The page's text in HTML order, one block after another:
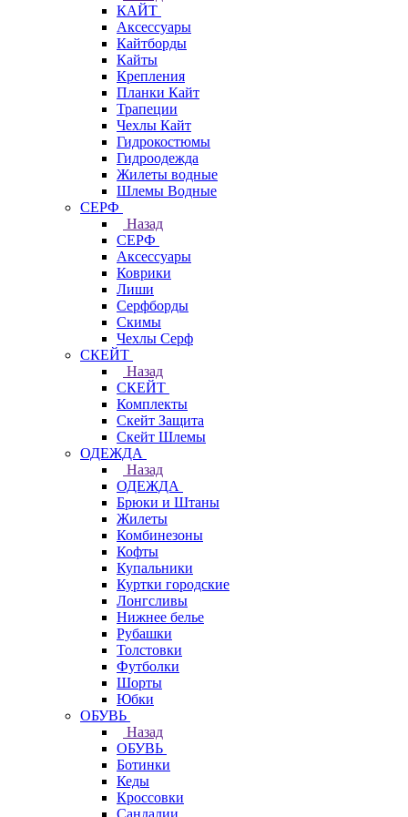
КАЙТ
Аксессуары
Кайтборды
Кайты
Крепления
Планки Кайт
Трапеции
Чехлы Кайт
Гидрокостюмы
Гидроодежда
Жилеты водные
Шлемы Водные
СЕРФ
Назад
СЕРФ
Аксессуары
Коврики
Лиши
Серфборды
Скимы
Чехлы Cерф
СКЕЙТ
Назад
СКЕЙТ
Комплекты
Скейт Защита
Скейт Шлемы
ОДЕЖДА
Назад
ОДЕЖДА
Брюки и Штаны
Жилеты
Комбинезоны
Кофты
Купальники
Куртки городские
Лонгсливы
Нижнее белье
Рубашки
Толстовки
Футболки
Шорты
Юбки
ОБУВЬ
Назад
ОБУВЬ
Ботинки
Кеды
Кроссовки
Сандалии